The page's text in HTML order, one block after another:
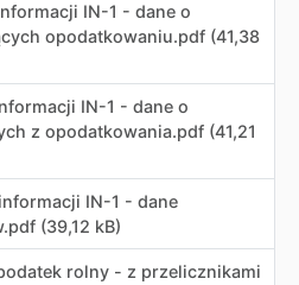
IN-1 - dane o
opodatkowaniu.pdf (41,38
IN-1 - dane o
z opodatkowania.pdf (41,21
IN-1 - dane
.pdf (39,12 kB)
rolny - z przelicznikami